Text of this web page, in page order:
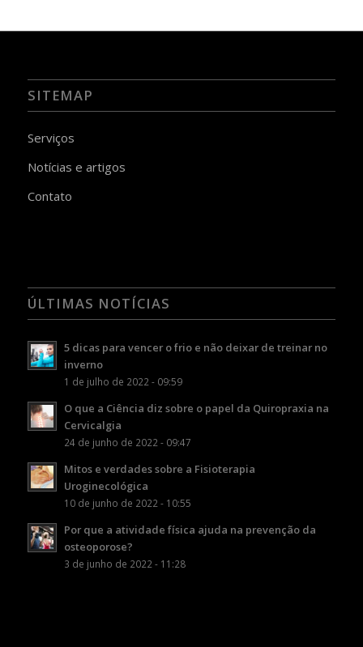
SITEMAP
Serviços
Notícias e artigos
Contato
ÚLTIMAS NOTÍCIAS
5 dicas para vencer o frio e não deixar de treinar no
inverno
1 de julho de 2022 - 09:59
O que a Ciência diz sobre o papel da Quiropraxia na
Cervicalgia
24 de junho de 2022 - 09:47
Mitos e verdades sobre a Fisioterapia
Uroginecológica
10 de junho de 2022 - 10:55
Por que a atividade física ajuda na prevenção da
osteoporose?
3 de junho de 2022 - 11:28